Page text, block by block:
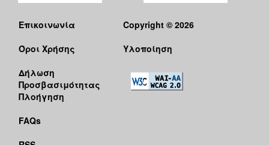
Επικοινωνία
Όροι Χρήσης
Δήλωση
Προσβασιμότητας
Πλοήγηση
FAQs
Copyright © 2026
Υλοποίηση